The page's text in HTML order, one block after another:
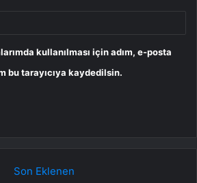
kullanılması için adım, e-posta
bu tarayıcıya kaydedilsin.
Son Eklenen